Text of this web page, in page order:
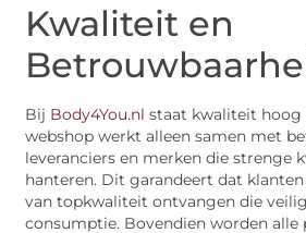
Kwaliteit en
Bij Body4You.nl staat kwaliteit hoog
webshop werkt alleen samen met
leveranciers en merken die strenge
hanteren. Dit garandeert dat
van topkwaliteit ontvangen die
consumptie. Bovendien worden